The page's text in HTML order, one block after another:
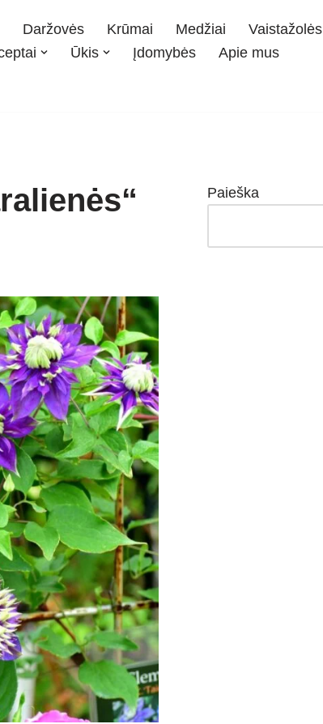
Daržovės Krūmai Medžiai Vaistažolės
Ūkis Įdomybės Apie mus
Paieška